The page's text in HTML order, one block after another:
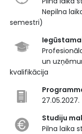
Nepilna
semestri)
un
kvalifikācija
27.05.2027.
Studiju
Pilna laika